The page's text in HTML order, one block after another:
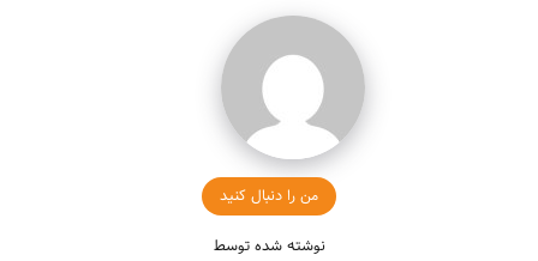
من را دنبال کنید
نوشته شده توسط